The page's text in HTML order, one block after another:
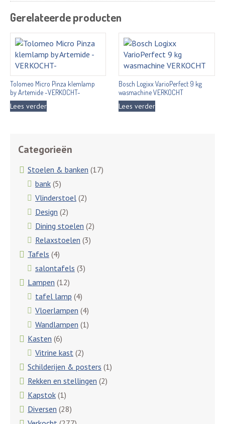
Gerelateerde producten
Tolomeo Micro Pinza klemlamp
by Artemide -VERKOCHT-
Lees verder
Bosch Logixx VarioPerfect 9 kg
wasmachine VERKOCHT
Lees verder
Categorieën
Stoelen & banken (17)
bank (5)
Vlinderstoel (2)
Design (2)
Dining stoelen (2)
Relaxstoelen (3)
Tafels (4)
salontafels (3)
Lampen (12)
tafel lamp (4)
Vloerlampen (4)
Wandlampen (1)
Kasten (6)
Vitrine kast (2)
Schilderijen & posters (1)
Rekken en stellingen (2)
Kapstok (1)
Diversen (28)